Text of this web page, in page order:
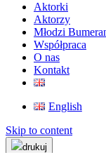
Aktorki
Aktorzy
Młodzi
Współpraca
O nas
Kontakt
English
Skip to content
drukuj